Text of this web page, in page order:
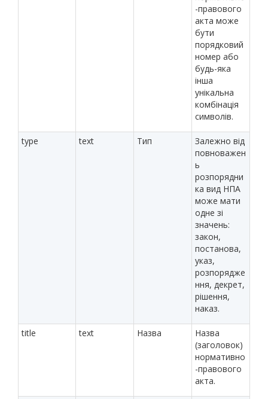
-правового
акта може
бути
порядковий
номер або
будь-яка
інша
унікальна
комбінація
символів.
type text Тип
Залежно від
повноважен
ь
розпорядни
ка вид НПА
може мати
одне зі
значень:
закон,
постанова,
указ,
розпорядже
ння, декрет,
рішення,
наказ.
title text Назва
Назва
(заголовок)
нормативно
-правового
акта.